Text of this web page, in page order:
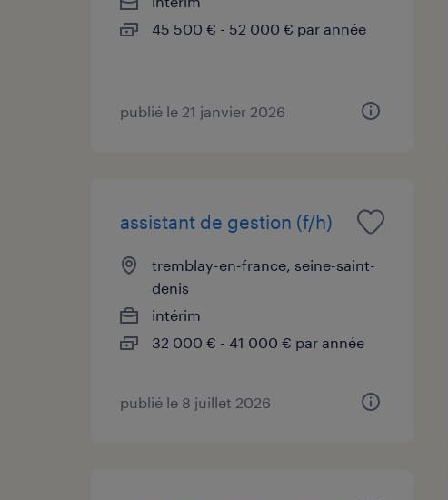
45 500 € - 52 000 € par année
publié le 21 janvier 2026
assistant de gestion (f/h)
tremblay-en-france, seine-saint-
denis
intérim
32 000 € - 41 000 € par année
publié le 8 juillet 2026